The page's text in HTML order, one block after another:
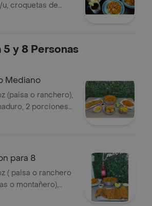
croquetas de
o guandolo
y 8 Personas
Mediano
(paisa o ranchero),
2 porciones
chuleta de
para 8
( paisa o ranchero
o montañero),
cerdo, guandolo